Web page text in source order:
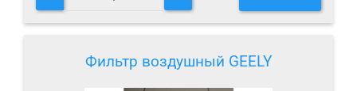
Фильтр воздушный GEELY